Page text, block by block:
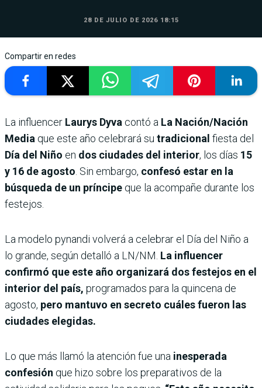
28 DE JULIO DE 2026 18:15
Compartir en redes
La influencer Laurys Dyva contó a La Nación/Nación
Media que este año celebrará su tradicional fiesta del
Día del Niño en dos ciudades del interior, los días 15
y 16 de agosto. Sin embargo, confesó estar en la
búsqueda de un príncipe que la acompañe durante los
festejos.
La modelo pynandi volverá a celebrar el Día del Niño a
lo grande, según detalló a LN/NM. La influencer
confirmó que este año organizará dos festejos en el
interior del país, programados para la quincena de
agosto, pero mantuvo en secreto cuáles fueron las
ciudades elegidas.
Lo que más llamó la atención fue una inesperada
confesión que hizo sobre los preparativos de la